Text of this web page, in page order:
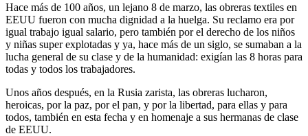
Hace más de 100 años, un lejano 8 de marzo, las obreras textiles en
EEUU fueron con mucha dignidad a la huelga. Su reclamo era por
igual trabajo igual salario, pero también por el derecho de los niños
y niñas super explotadas y ya, hace más de un siglo, se sumaban a la
lucha general de su clase y de la humanidad: exigían las 8 horas para
todas y todos los trabajadores.
Unos años después, en la Rusia zarista, las obreras lucharon,
heroicas, por la paz, por el pan, y por la libertad, para ellas y para
todos, también en esta fecha y en homenaje a sus hermanas de clase
de EEUU.